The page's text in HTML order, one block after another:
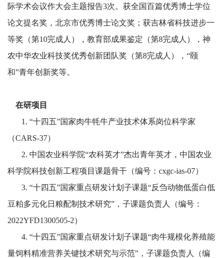
际学术会议作大会主题报告3次。获全国百篇优秀博士学位
论文提名奖，北京市优秀博士论文奖；获吉林省科技进步一
等奖（第10完成人），教育部成果鉴定（第8完成人），神
农中华农业科技奖优秀创新团队奖（第8完成人），“颐
和”青年创新奖等。
在研项目
1. “十四五”国家肉牛牦牛产业技术体系岗位科学家
（CARS-37）
2. 中国农业科学院“农科英才”杰出青年英才，中国农业
科学院科技创新工程项目课题骨干（编号：cxgc-ias-07）
3. “十四五”国家重点研发计划子课题“反刍动物低蛋白低
豆粕多元化日粮配制技术研究”，子课题负责人（编号：
2022YFD1300505-2）
4. “十四五”国家重点研发计划子课题“肉牛规模化养殖能
量饲料精准营养关键技术研究与示范”，子课题负责人（编